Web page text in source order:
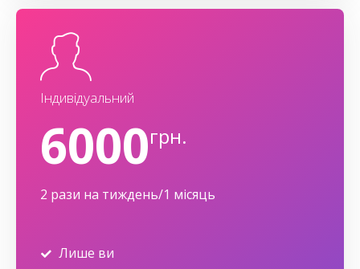
Індивідуальний
6000грн.
2 рази на тиждень/1 місяць
Лише ви